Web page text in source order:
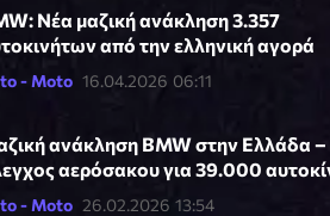
Νέα μαζική ανάκληση 3.357
από την ελληνική αγορά
- Moto 16.04.2026 06:11
ανάκληση BMW στην Ελλάδα –
αερόσακου για 39.000
- Moto 26.02.2026 13:54